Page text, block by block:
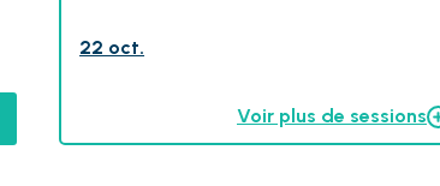
22 oct.
Voir plus de sessions